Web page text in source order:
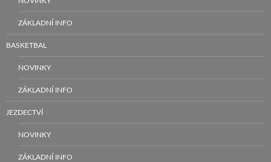
ZÁKLADNÍ INFO
BASKETBAL
NOVINKY
ZÁKLADNÍ INFO
JEZDECTVÍ
NOVINKY
ZÁKLADNÍ INFO